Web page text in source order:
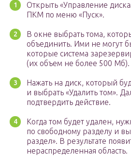
Открыть «Управление
ПКМ по меню «Пуск».
В окне выбрать тома,
объединить. Ими не могут
которые система
(их объем не более 500 Мб).
Нажать на диск, который
и выбрать «Удалить том».
подтвердить действие.
Когда том будет удален,
по свободному разделу и
раздел». В результате
нераспределенная область.